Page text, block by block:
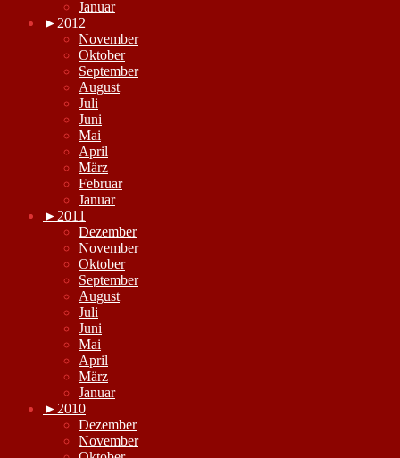
Januar
► 2012
November
Oktober
September
August
Juli
Juni
Mai
April
März
Februar
Januar
► 2011
Dezember
November
Oktober
September
August
Juli
Juni
Mai
April
März
Januar
► 2010
Dezember
November